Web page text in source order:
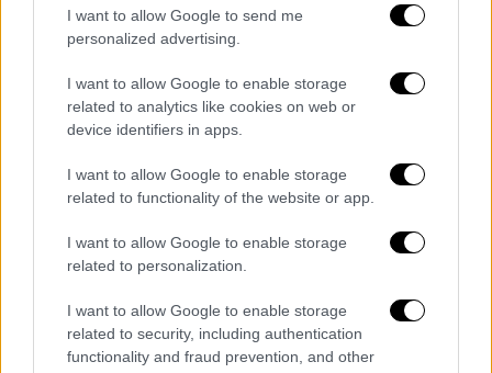
I want to allow Google to send me
personalized advertising.
I want to allow Google to enable storage
related to analytics like cookies on web or
device identifiers in apps.
I want to allow Google to enable storage
related to functionality of the website or app.
I want to allow Google to enable storage
related to personalization.
I want to allow Google to enable storage
related to security, including authentication
functionality and fraud prevention, and other
Το σχέδιο του Καραλιόφθα έμενε στο
συρτάρι, αν στις 29 Ιουλίου 1955 ο
αμερικανός πρόεδρος Ντουάιτ Αϊζενχάουερ
δεν ανακοίνωνε ότι η χώρα του προτίθεται
να εκτοξεύσει ένα τεχνητό δορυφόρο το
1957, με αφορμή το Διεθνές Γεωφυσικό
Έτος. Η πρόθεση των Αμερικανών αφύπνισε
τους σοβιετικούς ιθύνοντες, που
αποφάσισαν να υλοποιήσουν το σχέδιο
Καραλιόφ. Στις ΗΠΑ δεν πήραν στα σοβαρά
την ανακοίνωση των Σοβιετικών· τη
θεώρησαν ως προπαγάνδα. Διαψεύστηκαν,
όμως, καθώς στις 21:28:34 της 4ης